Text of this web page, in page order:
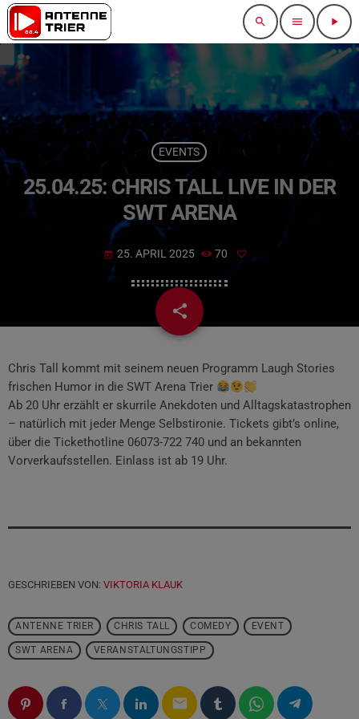
search menu play_arrow
EVENTS
25.04.25: CHRIS TALL LIVE IN DER
SWT ARENA
today 25. APRIL 2025 70
share
email
Chris Tall kommt mit seinem neuen Programm Laugh Stories
frischen Humor in die SWT Arena Trier
Ab 20 Uhr erzählt er skurrile Anekdoten und Alltagskatastrophen
– natürlich mit jeder Menge Selbstironie. Tickets gibt’s online,
über die Tickethotline 06073-722 740 und an bekannten
Vorverkaufsstellen. Einlass ist ab 19 Uhr.
GESCHRIEBEN VON: VIKTORIA KLAUK
ANTENNE TRIER CHRIS TALL COMEDY EVENT
SWT ARENA VERANSTALTUNGSTIPP
email